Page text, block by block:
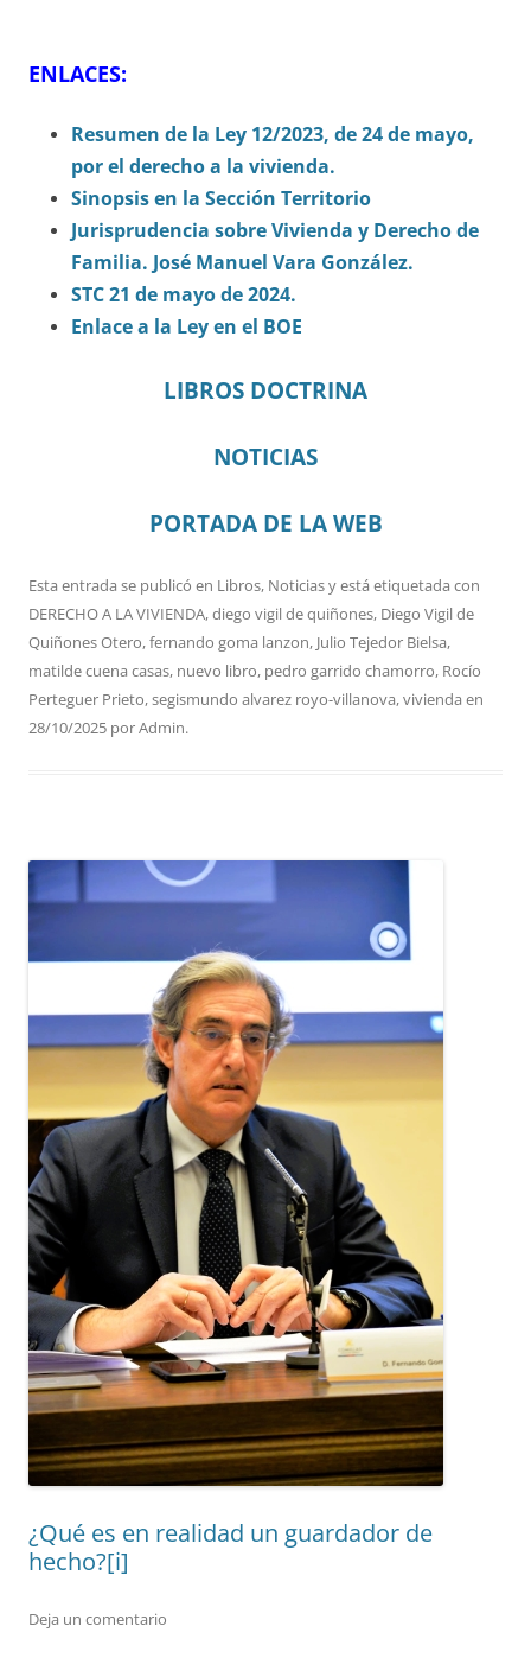
ENLACES:
Resumen de la Ley 12/2023, de 24 de mayo,
por el derecho a la vivienda.
Sinopsis en la Sección Territorio
Jurisprudencia sobre Vivienda y Derecho de
Familia. José Manuel Vara González.
STC 21 de mayo de 2024.
Enlace a la Ley en el BOE
LIBROS DOCTRINA
NOTICIAS
PORTADA DE LA WEB
Esta entrada se publicó en Libros, Noticiasy está etiquetada con
DERECHO A LA VIVIENDA,diego vigil de quiñones, Diego Vigil de
Quiñones Otero,fernando goma lanzon, Julio Tejedor Bielsa,
matilde cuena casas, nuevo libro, pedro garrido chamorro, Rocío
Perteguer Prieto,segismundo alvarez royo-villanova,vivienda en
28/10/2025 porAdmin.
¿Qué es en realidad un guardador de
hecho?[i]
Deja un comentario